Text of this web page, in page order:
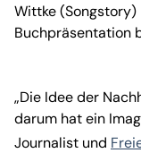
Wittke
Buchpräsentation
„Die Idee der
darum hat ein
Journalist und